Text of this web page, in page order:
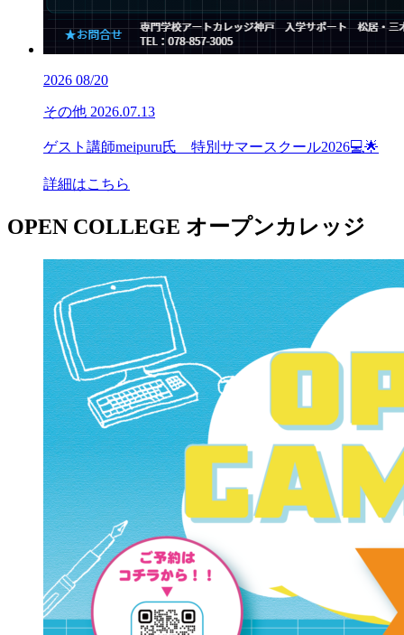
2026 08/20
その他 2026.07.13
ゲスト講師meipuru氏 特別サマースクール2026💻🌟
詳細はこちら
OPEN COLLEGE オープンカレッジ